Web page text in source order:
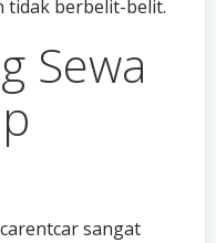
tidak berbelit-belit.
Sewa
sangat